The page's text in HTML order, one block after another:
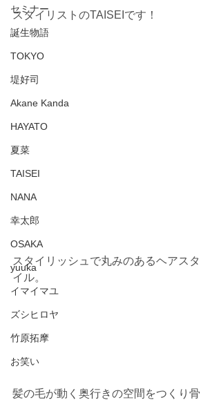
セミナー
誕生物語
TOKYO
堤好司
Akane Kanda
HAYATO
夏菜
TAISEI
NANA
幸太郎
OSAKA
yuuka
イマイマユ
ズシヒロヤ
竹原拓摩
お笑い
スタイリストのTAISEIです！
スタイリッシュで丸みのあるヘアスタ
イル。
髪の毛が動く奥行きの空間をつくり骨